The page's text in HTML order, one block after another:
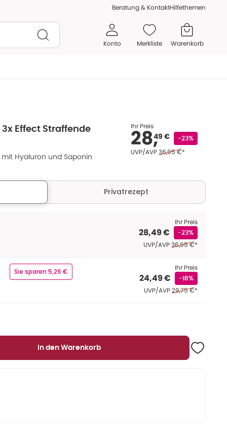
Beratung & KontaktHilfethemen
Konto Merkliste Warenkorb
Effect Straffende
Hyaluron und Saponin
Ihr Preis
28,49 € -23%
UVP/AVPEhemaliger Preis (U V
36,95 €*
Privatrezept
Ihr Preis
28,49 € -23%
UVP/AVPEhemaliger Preis
36,95 €*
Sie sparen 5,26 € Ihr Preis
24,49 € -18%
UVP/AVPEhemaliger Preis
29,75 €*
In den Warenkorb